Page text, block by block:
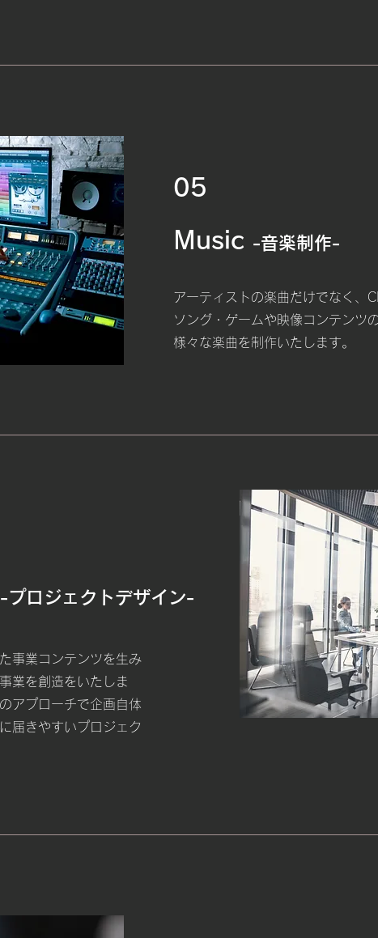
05
Music -音楽制作-
アーティストの楽曲だけでなく、
ソング・ゲームや映像コンテンツ
様々な楽曲を制作いたします。
-プロジェクトデザイン-
事業コンテンツを生み
業を創造をいたしま
アプローチで企画自体
届きやすいプロジェク